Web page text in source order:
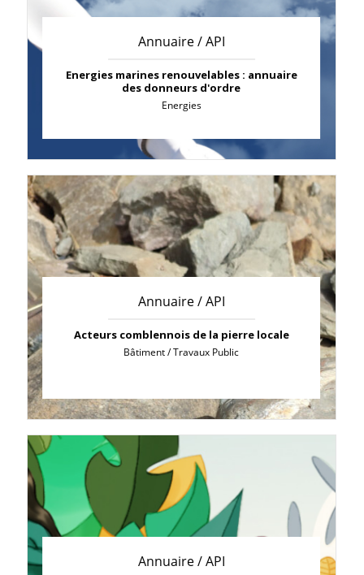
Annuaire / API
Energies marines renouvelables : annuaire
des donneurs d'ordre
Energies
Annuaire / API
Acteurs comblennois de la pierre locale
Bâtiment / Travaux Public
Annuaire / API